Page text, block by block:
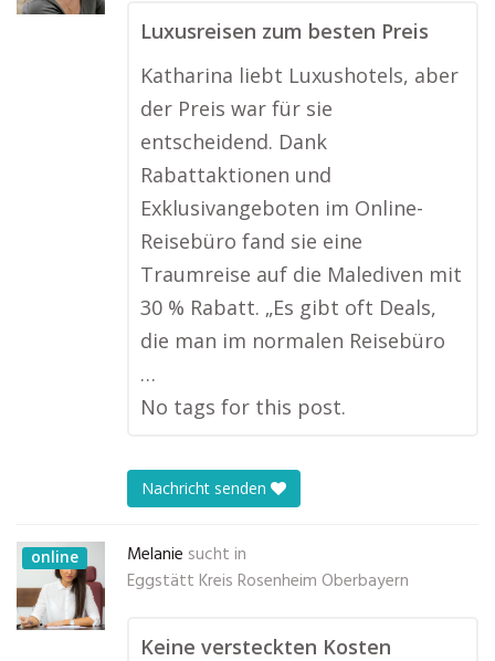
Luxusreisen zum besten Preis
Katharina liebt Luxushotels, aber
der Preis war für sie
entscheidend. Dank
Rabattaktionen und
Exklusivangeboten im Online-
Reisebüro fand sie eine
Traumreise auf die Malediven mit
30 % Rabatt. „Es gibt oft Deals,
die man im normalen Reisebüro
…
No tags for this post.
Nachricht senden
online Melanie sucht in
Eggstätt Kreis Rosenheim Oberbayern
Keine versteckten Kosten